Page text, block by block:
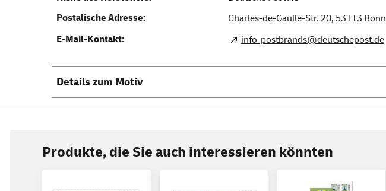
Postalische Adresse:
Charles-de-Gaulle-Str. 20, 53113 Bonn
E-Mail-Kontakt:
info-postbrands@deutschepost.de
Details zum Motiv
Produkte, die Sie auch interessieren könnten